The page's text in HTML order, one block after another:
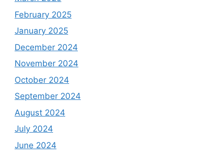
February 2025
January 2025
December 2024
November 2024
October 2024
September 2024
August 2024
July 2024
June 2024